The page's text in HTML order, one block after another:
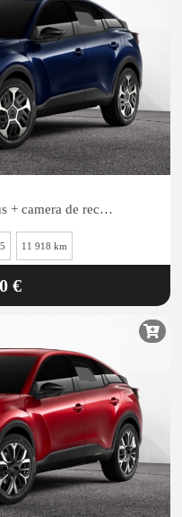
Hybride 145 ch bva e-dcs6 plus + camera de recul + navi
11 918 km
€